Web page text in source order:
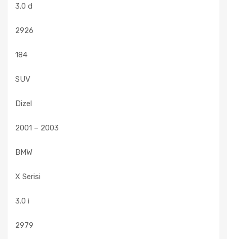
3.0 d
2926
184
SUV
Dizel
2001 – 2003
BMW
X Serisi
3.0 i
2979